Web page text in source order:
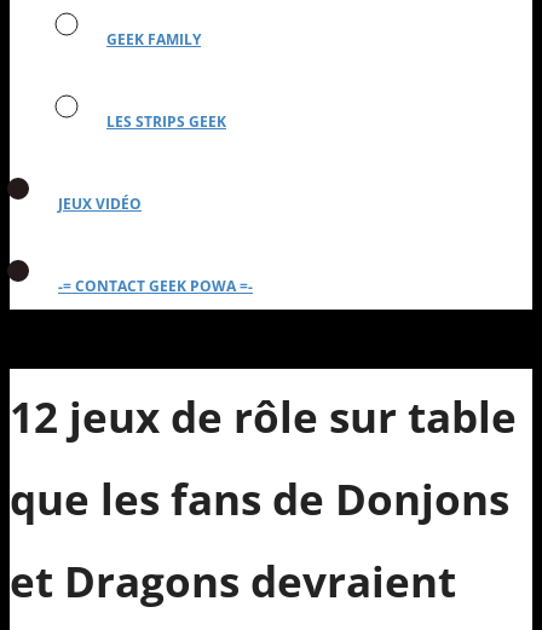
GEEK FAMILY
LES STRIPS GEEK
JEUX VIDÉO
-= CONTACT GEEK POWA =-
12 jeux de rôle sur table
que les fans de Donjons
et Dragons devraient